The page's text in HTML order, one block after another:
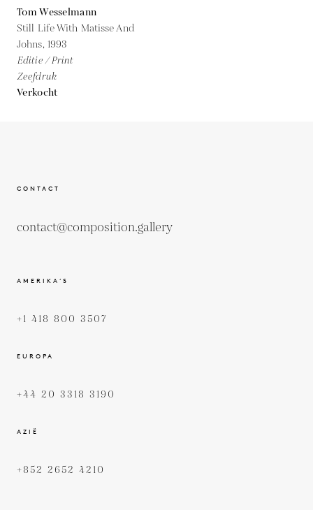
Tom Wesselmann
Still Life With Matisse And
Johns, 1993
Editie / Print
Zeefdruk
Verkocht
CONTACT
contact@composition.gallery
AMERIKA’S
+1 418 800 3507
EUROPA
+44 20 3318 3190
AZIË
+852 2652 4210